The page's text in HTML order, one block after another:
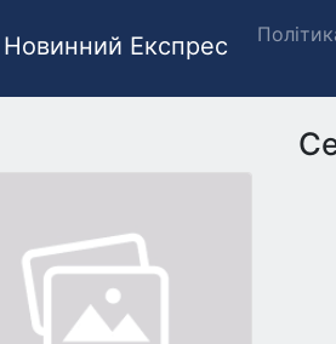
Новинний Експрес